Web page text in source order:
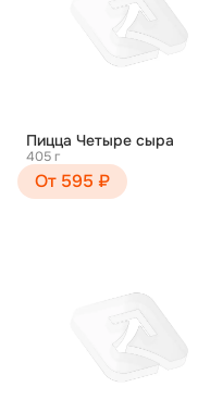
Пицца Четыре сыра
405 г
От 595 ₽